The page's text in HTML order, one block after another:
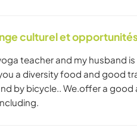
culturel et
teacher and my husband
a diversity food and good
by bicycle.. We.offer a